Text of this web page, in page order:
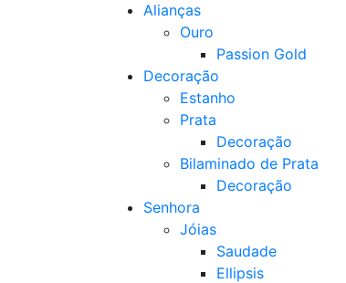
Alianças
Ouro
Passion Gold
Decoração
Estanho
Prata
Decoração
Bilaminado de Prata
Decoração
Senhora
Jóias
Saudade
Ellipsis